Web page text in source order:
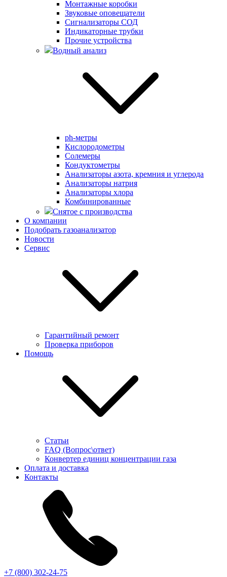
Монтажные коробки
Звуковые оповещатели
Сигнализаторы СОД
Индикаторные трубки
Прочие устройства
Водный анализ
ph-метры
Кислородометры
Солемеры
Кондуктометры
Анализаторы азота, кремния и углерода
Анализаторы натрия
Анализаторы хлора
Комбинированные
Снятое с производства
О компании
Подобрать газоанализатор
Новости
Сервис
Гарантийный ремонт
Проверка приборов
Помощь
Статьи
FAQ (Вопрос\ответ)
Конвертер единиц концентрации газа
Оплата и доставка
Контакты
+7 (800) 302-24-75